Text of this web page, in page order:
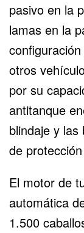
pasivo en la
lamas en la
otros
por su
antitanque
blindaje y
de
El motor de
automática
1.500